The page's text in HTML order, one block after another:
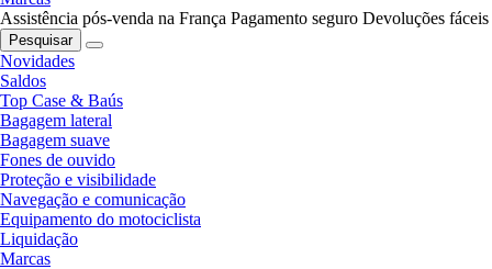
Assistência pós-venda na França Pagamento seguro Devoluções fáceis
Pesquisar
Novidades
Saldos
Top Case & Baús
Bagagem lateral
Bagagem suave
Fones de ouvido
Proteção e visibilidade
Navegação e comunicação
Equipamento do motociclista
Liquidação
Marcas